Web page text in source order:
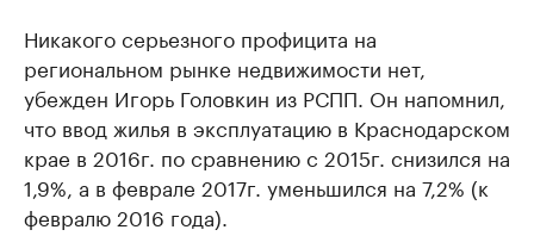
Никакого серьезного профицита на
региональном рынке недвижимости нет,
убежден Игорь Головкин из РСПП. Он напомнил,
что ввод жилья в эксплуатацию в Краснодарском
крае в 2016г. по сравнению с 2015г. снизился на
1,9%, а в феврале 2017г. уменьшился на 7,2% (к
февралю 2016 года).